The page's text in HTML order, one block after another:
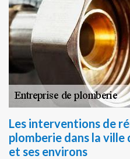
Les interventions de
plomberie dans la ville
et ses environs